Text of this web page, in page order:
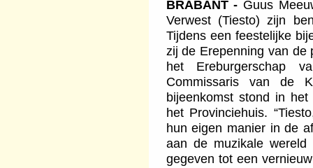
BRABANT - Guus
Verwest (Tiesto) zijn
Tijdens een feestelijke
zij de Erepenning van de
het Ereburgerschap
Commissaris van de
bijeenkomst stond in
het Provinciehuis.
hun eigen manier in de
aan de muzikale
gegeven tot een